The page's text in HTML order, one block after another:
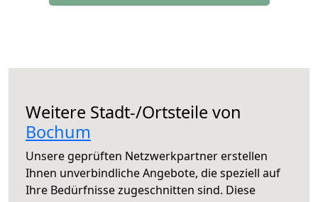
Weitere Stadt-/Ortsteile von
Bochum
Unsere geprüften Netzwerkpartner erstellen
Ihnen unverbindliche Angebote, die speziell auf
Ihre Bedürfnisse zugeschnitten sind. Diese